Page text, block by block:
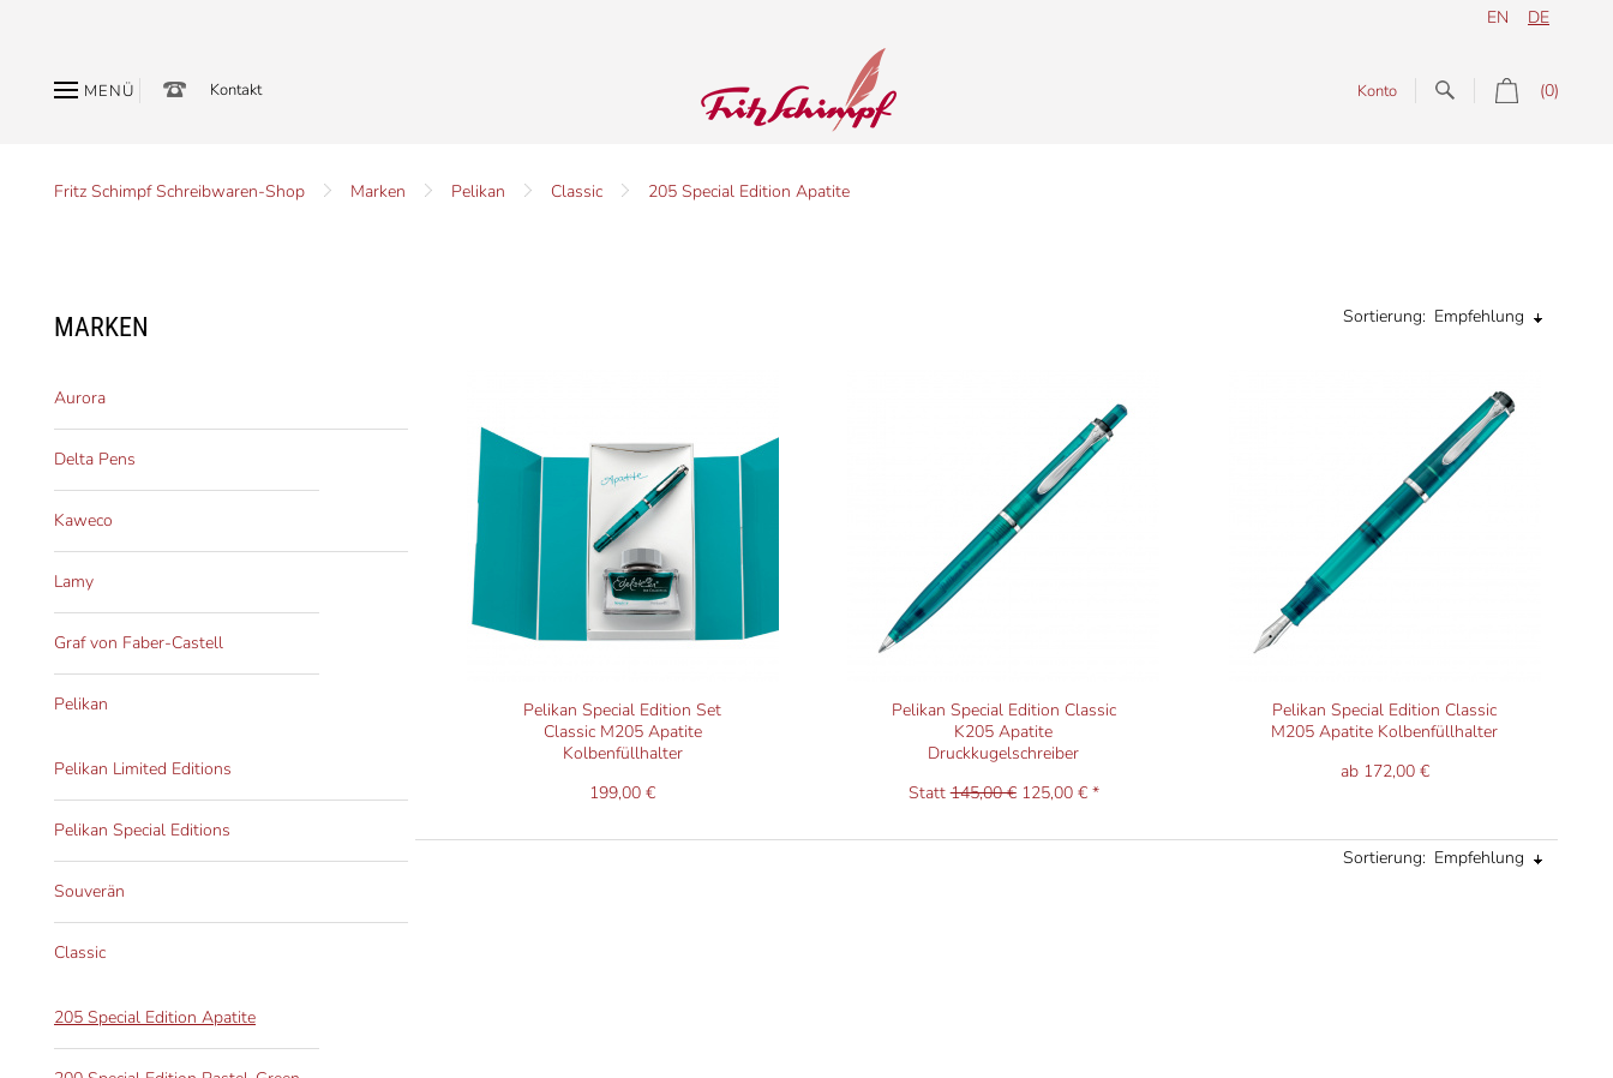
DE
EN
MENÜ Kontakt (0)
Konto
Fritz Schimpf Schreibwaren-Shop Marken Pelikan Classic 205 Special Edition Apatite
MARKEN
Aurora
Delta Pens
Kaweco
Lamy
Graf von Faber-Castell
Pelikan
Pelikan Limited Editions
Pelikan Special Editions
Souverän
Classic
205 Special Edition Apatite
Sortierung: Empfehlung
Pelikan Special Edition Set
Classic M205 Apatite
Kolbenfüllhalter
199,00 €
Pelikan Special Edition Classic
K205 Apatite
Druckkugelschreiber
Statt145,00 € 125,00 € *
Pelikan Special Edition Classic
M205 Apatite Kolbenfüllhalter
ab 172,00 €
Sortierung: Empfehlung